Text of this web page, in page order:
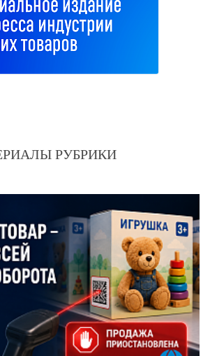
РУБРИКИ